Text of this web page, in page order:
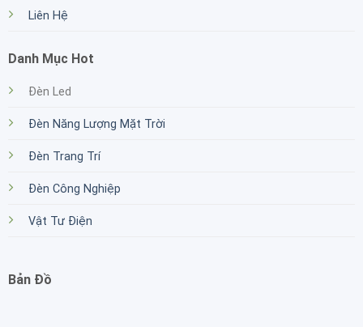
Liên Hệ
Danh Mục Hot
Đèn Led
Đèn Năng Lượng Mặt Trời
Đèn Trang Trí
Đèn Công Nghiệp
Vật Tư Điện
Bản Đồ